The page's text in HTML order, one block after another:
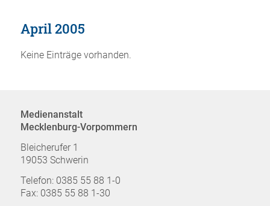
April 2005
Keine Einträge vorhanden.
Medienanstalt
Mecklenburg-Vorpommern
Bleicherufer 1
19053 Schwerin
Telefon: 0385 55 88 1-0
Fax: 0385 55 88 1-30